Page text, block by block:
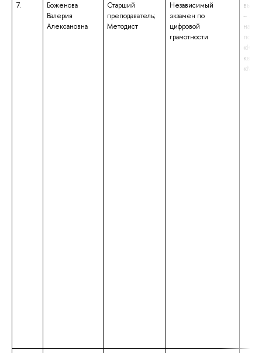
7.
Боженова
Валерия
Алексановна
Старший
преподаватель;
Методист
Независимый
экзамен по
цифровой
грамотности
–